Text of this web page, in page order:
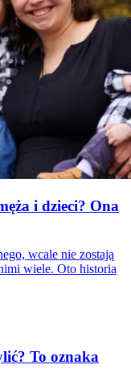
i dzieci? Ona
wcale nie zostają
wiele. Oto historia
To oznaka